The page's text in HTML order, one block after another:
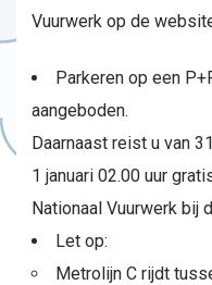
Vuurwerk op de
Parkeren op een
aangeboden.
Daarnaast reist u van
1 januari 02.00 uur
Nationaal Vuurwerk bij
Let op:
Metrolijn C rijdt